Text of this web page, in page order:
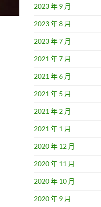
2023 年 9 月
2023 年 8 月
2023 年 7 月
2021 年 7 月
2021 年 6 月
2021 年 5 月
2021 年 2 月
2021 年 1 月
2020 年 12 月
2020 年 11 月
2020 年 10 月
2020 年 9 月